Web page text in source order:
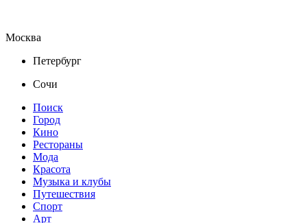
Москва
Петербург
Сочи
Поиск
Город
Кино
Рестораны
Мода
Красота
Музыка и клубы
Путешествия
Спорт
Арт